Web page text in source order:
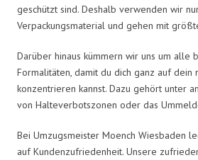
geschützt sind. Deshalb verwenden wir
Verpackungsmaterial und gehen mit
Darüber hinaus kümmern wir uns um alle
Formalitäten, damit du dich ganz auf dein
konzentrieren kannst. Dazu gehört unter
von Halteverbotszonen oder das
Bei Umzugsmeister Moench Wiesbaden
auf Kundenzufriedenheit. Unsere